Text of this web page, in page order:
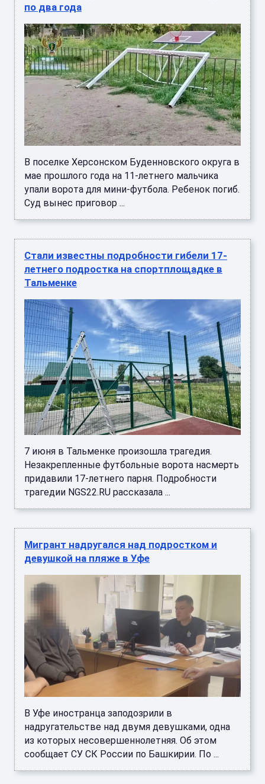
по два года
В поселке Херсонском Буденновского округа в
мае прошлого года на 11-летнего мальчика
упали ворота для мини-футбола. Ребенок погиб.
Суд вынес приговор ...
Стали известны подробности гибели 17-
летнего подростка на спортплощадке в
Тальменке
7 июня в Тальменке произошла трагедия.
Незакрепленные футбольные ворота насмерть
придавили 17-летнего парня. Подробности
трагедии NGS22.RU рассказала ...
Мигрант надругался над подростком и
девушкой на пляже в Уфе
В Уфе иностранца заподозрили в
надругательстве над двумя девушками, одна
из которых несовершеннолетняя. Об этом
сообщает СУ СК России по Башкирии. По ...